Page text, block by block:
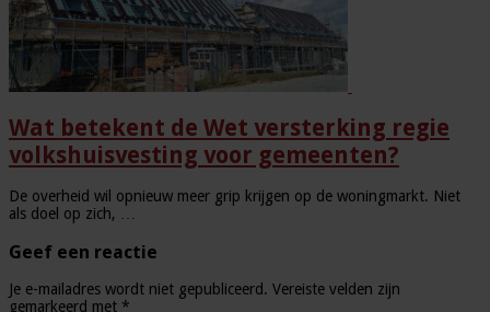
Wat betekent de Wet versterking regie
volkshuisvesting voor gemeenten?
De overheid wil opnieuw meer grip krijgen op de woningmarkt. Niet
als doel op zich, …
Geef een reactie
Je e-mailadres wordt niet gepubliceerd. Vereiste velden zijn
gemarkeerd met *